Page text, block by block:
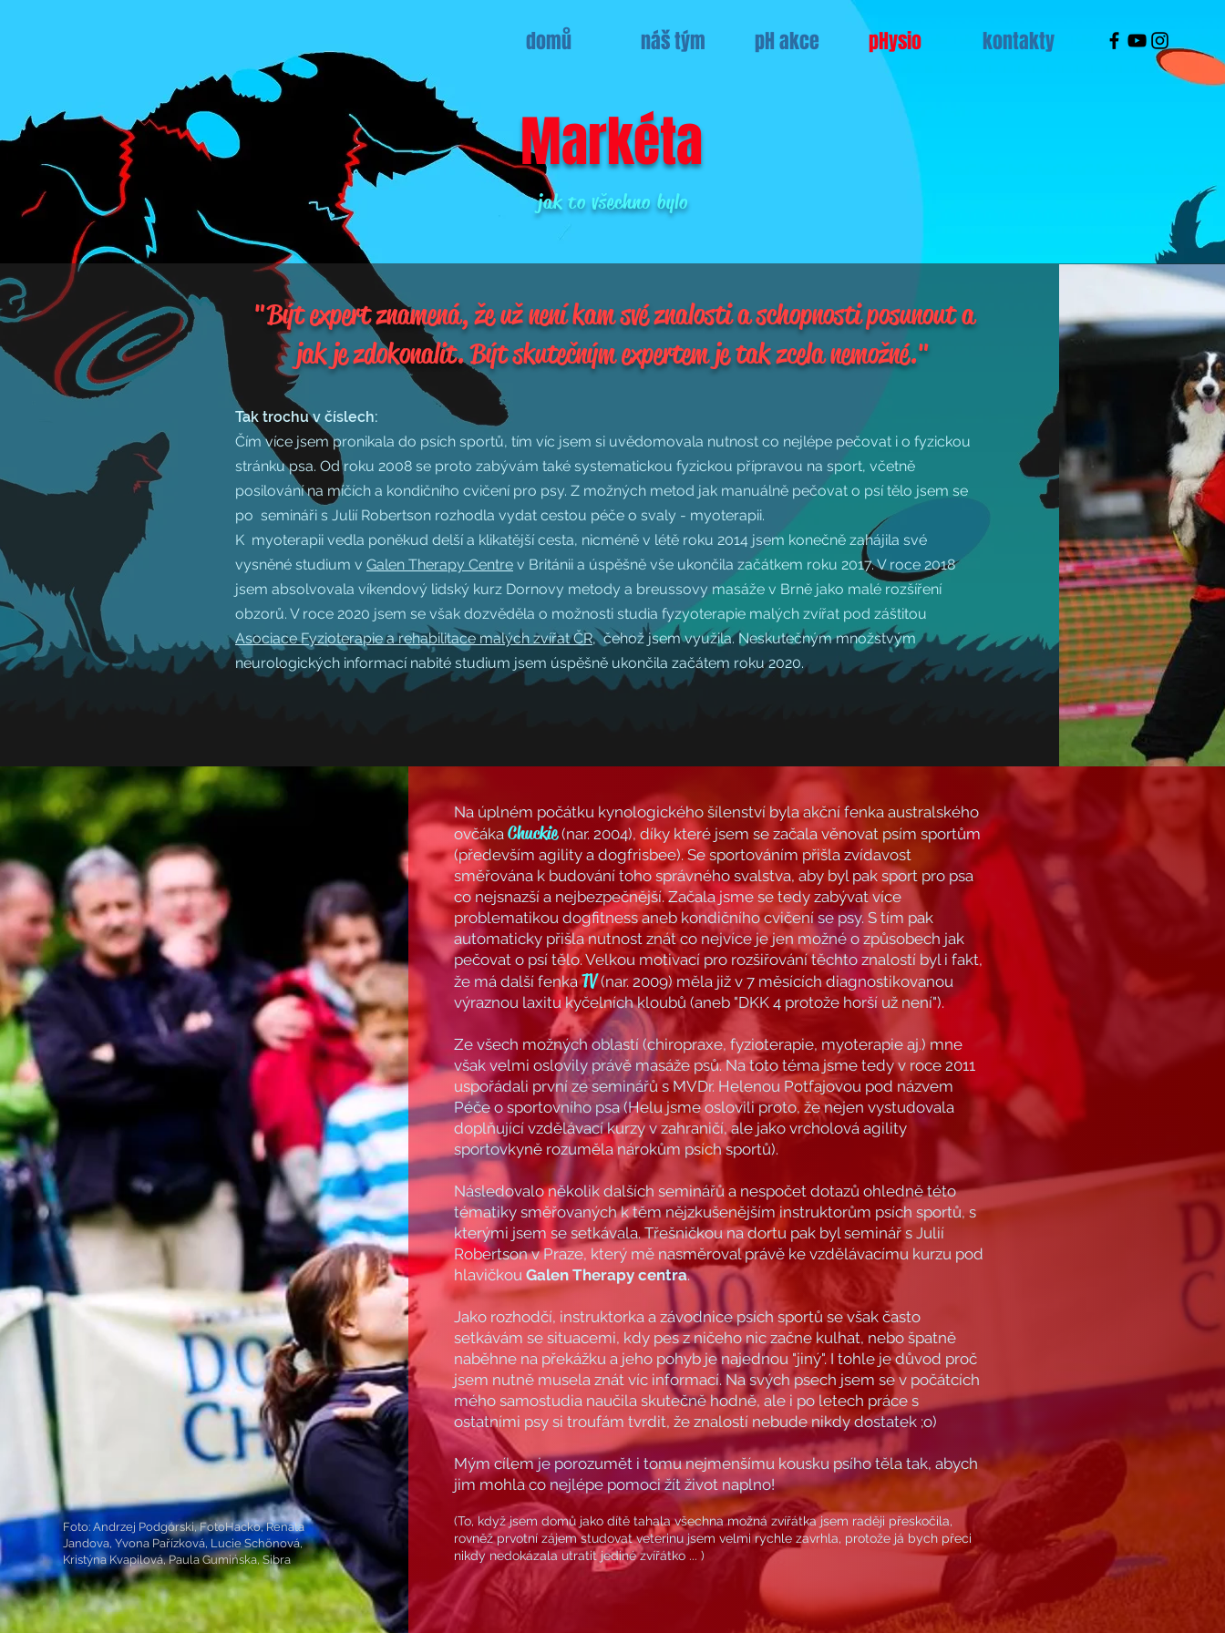
domů náš tým pH akce pHysio kontakty
Markéta
jak to všechno bylo
"Být expert znamená, že už není kam své znalosti a schopnosti posunout a
jak je zdokonalit. Být skutečným expertem je tak zcela nemožné."
Tak trochu v číslech:
Čím více jsem pronikala do psích sportů, tím víc jsem si uvědomovala nutnost co nejlépe pečovat i o fyzickou
stránku psa. Od roku 2008 se proto zabývám také systematickou fyzickou přípravou na sport, včetně
posilování na míčích a kondičního cvičení pro psy. Z možných metod jak manuálně pečovat o psí tělo jsem se
po semináři s Julií Robertson rozhodla vydat cestou péče o svaly - myoterapii.
K myoterapii vedla poněkud delší a klikatější cesta, nicméně v létě roku 2014 jsem konečně zahájila své
vysněné studium v Galen Therapy Centre v Británii a úspěšně vše ukončila začátkem roku 2017. V roce 2018
jsem absolvovala víkendový lidský kurz Dornovy metody a breussovy masáže v Brně jako malé rozšíření
obzorů. V roce 2020 jsem se však dozvěděla o možnosti studia fyzyoterapie malých zvířat pod záštitou
Asociace Fyzioterapie a rehabilitace malých zvířat ČR,čehož jsem využila. Neskutečným množstvým
neurologických informací nabité studium jsem úspěšně ukončila začátem roku 2020.
Foto: Andrzej Podgórski, FotoHacko, Renata
Jandova, Yvona Pařízková, Lucie Schönová,
Kristýna Kvapilová, Paula Gumińska, Sibra
Na úplném počátku kynologického šílenství byla akční fenka australského
ovčákaChuckie(nar. 2004), díky které jsem se začala věnovat psím sportům
(především agility a dogfrisbee). Se sportováním přišla zvídavost
směřována k budování toho správného svalstva, aby byl pak sport pro psa
co nejsnazší a nejbezpečnější. Začala jsme se tedy zabývat více
problematikou dogfitness aneb kondičního cvičení se psy. S tím pak
automaticky přišla nutnost znát co nejvíce je jen možné o způsobech jak
pečovat o psí tělo. Velkou motivací pro rozšiřování těchto znalostí byl i fakt,
že má další fenkaTV(nar. 2009) měla již v 7 měsících diagnostikovanou
výraznou laxitu kyčelních kloubů (aneb "DKK 4 protože horší už není").
Ze všech možných oblastí (chiropraxe, fyzioterapie, myoterapie aj.) mne
však velmi oslovily právě masáže psů. Na toto téma jsme tedy v roce 2011
uspořádali první ze seminářů s MVDr. Helenou Potfajovou pod názvem
Péče o sportovního psa (Helu jsme oslovili proto, že nejen vystudovala
doplňující vzdělávací kurzy v zahraničí, ale jako vrcholová agility
sportovkyně rozuměla nárokům psích sportů).
Následovalo několik dalších seminářů a nespočet dotazů ohledně této
tématiky směřovaných k těm nějzkušenějším instruktorům psích sportů, s
kterými jsem se setkávala. Třešničkou na dortu pak byl seminář s Julií
Robertson v Praze, který mě nasměroval právě ke vzdělávacímu kurzu pod
hlavičkouGalen Therapy centra.
Jako rozhodčí, instruktorka a závodnice psích sportů se však často
setkávám se situacemi, kdy pes z ničeho nic začne kulhat, nebo špatně
naběhne na překážku a jeho pohyb je najednou "jiný". I tohle je důvod proč
jsem nutně musela znát víc informací. Na svých psech jsem se v počátcích
mého samostudia naučila skutečně hodně, ale i po letech práce s
ostatními psy si troufám tvrdit, že znalostí nebude nikdy dostatek ;o)
Mým cílem je porozumět i tomu nejmenšímu kousku psího těla tak, abych
jim mohla co nejlépe pomoci žít život naplno!
(To, když jsem domů jako dítě tahala všechna možná zvířátka jsem raději přeskočila,
rovněž prvotní zájem studovat veterinu jsem velmi rychle zavrhla, protože já bych přeci
nikdy nedokázala utratit jediné zvířátko ... )